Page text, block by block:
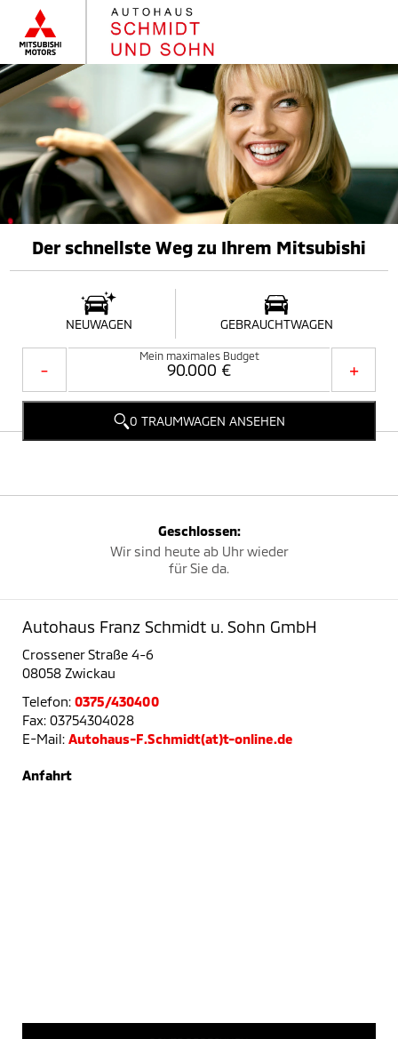
Der schnellste Weg zu Ihrem Mitsubishi
NEUWAGEN GEBRAUCHTWAGEN
-
Mein maximales Budget
+
0 TRAUMWAGEN ANSEHEN
Geschlossen:
Wir sind heute ab Uhr wieder
für Sie da.
Autohaus Franz Schmidt u. Sohn GmbH
Crossener Straße 4-6
08058 Zwickau
Telefon: 0375/430400
Fax: 03754304028
E-Mail: Autohaus-F.Schmidt(at)t-online.de
Anfahrt